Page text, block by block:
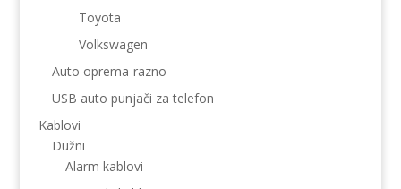
Toyota
Volkswagen
Auto oprema-razno
USB auto punjači za telefon
Kablovi
Dužni
Alarm kablovi